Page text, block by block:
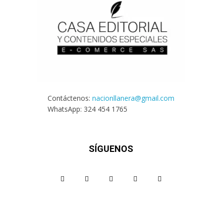
Contáctenos: nacionllanera@gmail.com
WhatsApp: 324 454 1765
SÍGUENOS